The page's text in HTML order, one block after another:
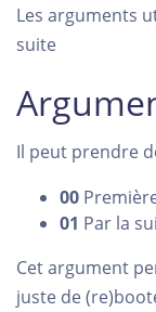
Les arguments
suite
Il peut prendre
00
01 Par la
Cet argument
juste de